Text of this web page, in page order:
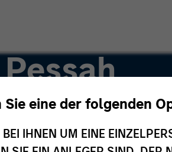
eine der folgenden
IHNEN UM EINE